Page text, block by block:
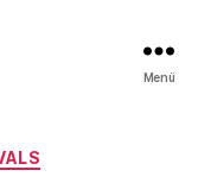
Menü